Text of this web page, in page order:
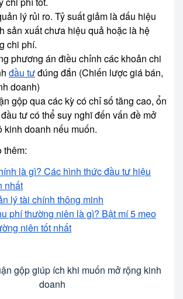
lý rủi ro. Tỷ suất giảm là dấu hiệu
sản xuất chưa hiệu quả hoặc là hệ
chi phí.
phương án điều chỉnh các khoản chi
đầu tưđúng đắn (Chiến lược giá bán,
doanh)
gộp qua các kỳ có chỉ số tăng cao, ổn
tư có thể suy nghĩ đến vấn đề mở
kinh doanh nếu muốn.
thêm:
là gì? Các hình thức đầu tư hiệu
nhất
lý tài chính thông minh
phí thường niên là gì? Bật mí 5 mẹo
niên tốt nhất